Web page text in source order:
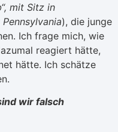
mit Sitz in
), die junge
Ich frage mich, wie
reagiert hätte,
hätte. Ich schätze
wir falsch